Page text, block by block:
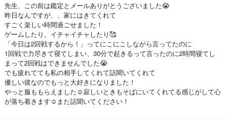
先生、この前は鑑定とメールありがとうございました😭
昨日なんですが、、家にはきてくれて
すごく楽しい時間過ごせました！
ゲームしたり、イチャイチャしたり🥰
「今日は2回戦するから！」ってにこにこしながら言ってたのに
1回戦で力尽きて寝てしまい、30分で起きるって言ったのに2時間寝てし
まって2回戦はできませんでした😭
でも疲れてても私の相手してくれて話聞いてくれて
優しい彼なのでもっと大好きになりました！
やっと服ももらえました☺️寂しいときもそばにいてくれてる感じがして心
が落ち着きます☺️また話聞いてください！